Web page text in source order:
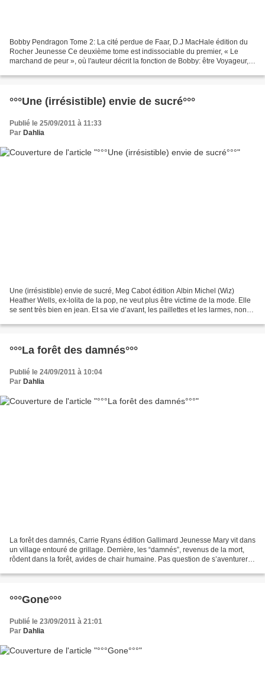
Bobby Pendragon Tome 2: La cité perdue de Faar, D.J MacHale édition du
Rocher Jeunesse Ce deuxième tome est indissociable du premier, « Le
marchand de peur », où l'auteur décrit la fonction de Bobby: être Voyageur,
°°°Une (irrésistible) envie de sucré°°°
Publié le 25/09/2011 à 11:33
Par Dahlia
Une (irrésistible) envie de sucré, Meg Cabot édition Albin Michel (Wiz)
Heather Wells, ex-lolita de la pop, ne veut plus être victime de la mode. Elle
se sent très bien en jean. Et sa vie d’avant, les paillettes et les larmes, non
°°°La forêt des damnés°°°
Publié le 24/09/2011 à 10:04
Par Dahlia
La forêt des damnés, Carrie Ryans édition Gallimard Jeunesse Mary vit dans
un village entouré de grillage. Derrière, les “damnés”, revenus de la mort,
rôdent dans la forêt, avides de chair humaine. Pas question de s’aventurer
°°°Gone°°°
Publié le 23/09/2011 à 21:01
Par Dahlia